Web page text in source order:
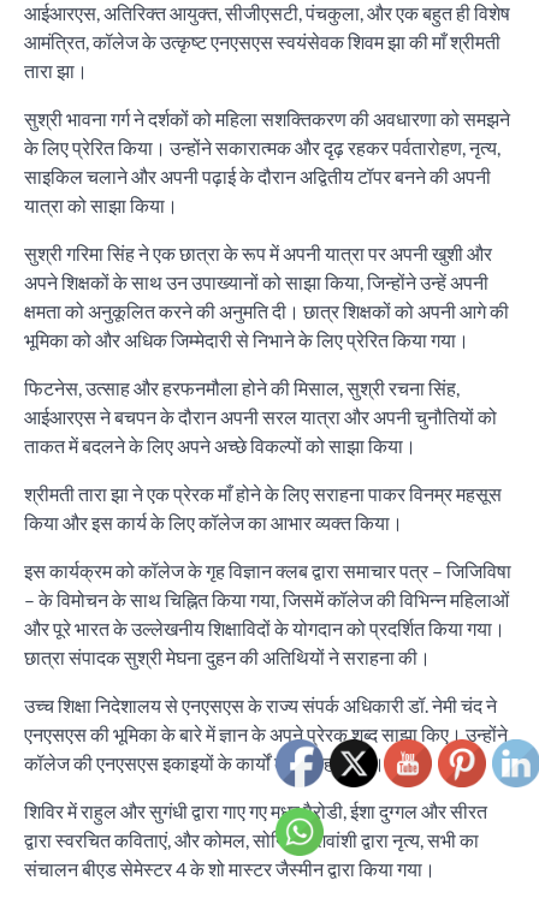
आईआरएस, अतिरिक्त आयुक्त, सीजीएसटी, पंचकुला, और एक बहुत ही विशेष
आमंत्रित, कॉलेज के उत्कृष्ट एनएसएस स्वयंसेवक शिवम झा की माँ श्रीमती
तारा झा।
सुश्री भावना गर्ग ने दर्शकों को महिला सशक्तिकरण की अवधारणा को समझने
के लिए प्रेरित किया। उन्होंने सकारात्मक और दृढ़ रहकर पर्वतारोहण, नृत्य,
साइकिल चलाने और अपनी पढ़ाई के दौरान अद्वितीय टॉपर बनने की अपनी
यात्रा को साझा किया।
सुश्री गरिमा सिंह ने एक छात्रा के रूप में अपनी यात्रा पर अपनी खुशी और
अपने शिक्षकों के साथ उन उपाख्यानों को साझा किया, जिन्होंने उन्हें अपनी
क्षमता को अनुकूलित करने की अनुमति दी। छात्र शिक्षकों को अपनी आगे की
भूमिका को और अधिक जिम्मेदारी से निभाने के लिए प्रेरित किया गया।
फिटनेस, उत्साह और हरफनमौला होने की मिसाल, सुश्री रचना सिंह,
आईआरएस ने बचपन के दौरान अपनी सरल यात्रा और अपनी चुनौतियों को
ताकत में बदलने के लिए अपने अच्छे विकल्पों को साझा किया।
श्रीमती तारा झा ने एक प्रेरक माँ होने के लिए सराहना पाकर विनम्र महसूस
किया और इस कार्य के लिए कॉलेज का आभार व्यक्त किया।
इस कार्यक्रम को कॉलेज के गृह विज्ञान क्लब द्वारा समाचार पत्र – जिजिविषा
– के विमोचन के साथ चिह्नित किया गया, जिसमें कॉलेज की विभिन्न महिलाओं
और पूरे भारत के उल्लेखनीय शिक्षाविदों के योगदान को प्रदर्शित किया गया।
छात्रा संपादक सुश्री मेघना दुहन की अतिथियों ने सराहना की।
उच्च शिक्षा निदेशालय से एनएसएस के राज्य संपर्क अधिकारी डॉ. नेमी चंद ने
एनएसएस की भूमिका के बारे में ज्ञान के अपने प्रेरक शब्द साझा किए। उन्होंने
कॉलेज की एनएसएस इकाइयों के कार्यों की सराहना की।
शिविर में राहुल और सुगंधी द्वारा गाए गए मधुर पैरोडी, ईशा दुग्गल और सीरत
द्वारा स्वरचित कविताएं, और कोमल, सोनिया, शिवांशी द्वारा नृत्य, सभी का
संचालन बीएड सेमेस्टर 4 के शो मास्टर जैस्मीन द्वारा किया गया।